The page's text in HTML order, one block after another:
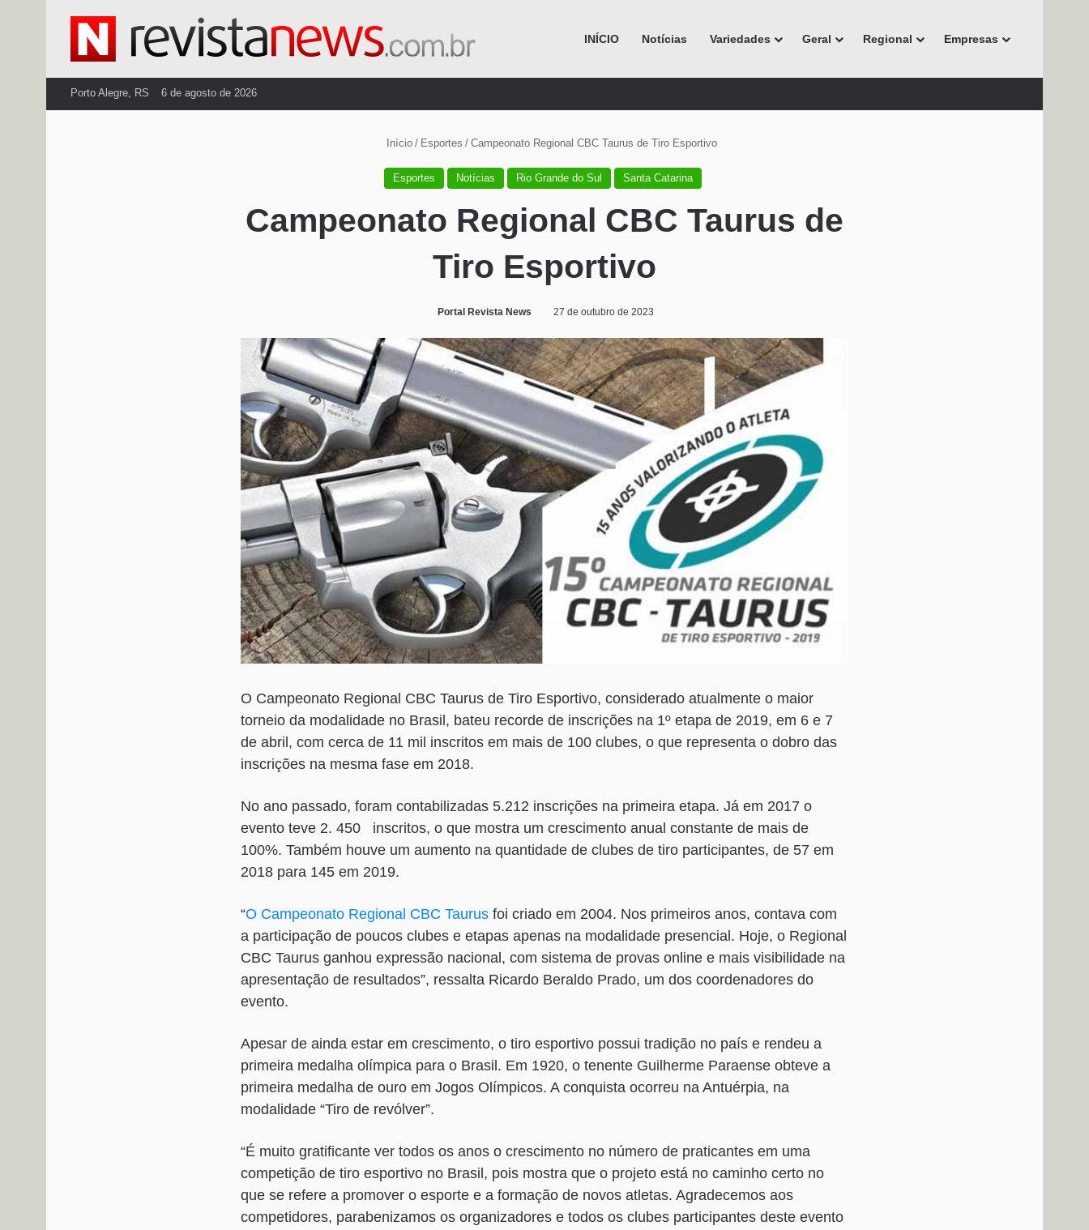
INÍCIO Notícias Variedades Geral Regional Empresas
Porto Alegre, RS 6 de agosto de 2026
Início / Esportes / Campeonato Regional CBC Taurus de Tiro Esportivo
Esportes Notícias Rio Grande do Sul Santa Catarina
Campeonato Regional CBC Taurus de
Tiro Esportivo
Portal Revista News 27 de outubro de 2023
O Campeonato Regional CBC Taurus de Tiro Esportivo, considerado atualmente o maior
torneio da modalidade no Brasil, bateu recorde de inscrições na 1º etapa de 2019, em 6 e 7
de abril, com cerca de 11 mil inscritos em mais de 100 clubes, o que representa o dobro das
inscrições na mesma fase em 2018.
No ano passado, foram contabilizadas 5.212 inscrições na primeira etapa. Já em 2017 o
evento teve 2. 450 inscritos, o que mostra um crescimento anual constante de mais de
100%. Também houve um aumento na quantidade de clubes de tiro participantes, de 57 em
2018 para 145 em 2019.
“O Campeonato Regional CBC Taurus foi criado em 2004. Nos primeiros anos, contava com
a participação de poucos clubes e etapas apenas na modalidade presencial. Hoje, o Regional
CBC Taurus ganhou expressão nacional, com sistema de provas online e mais visibilidade na
apresentação de resultados”, ressalta Ricardo Beraldo Prado, um dos coordenadores do
evento.
Apesar de ainda estar em crescimento, o tiro esportivo possui tradição no país e rendeu a
primeira medalha olímpica para o Brasil. Em 1920, o tenente Guilherme Paraense obteve a
primeira medalha de ouro em Jogos Olímpicos. A conquista ocorreu na Antuérpia, na
modalidade “Tiro de revólver”.
“É muito gratificante ver todos os anos o crescimento no número de praticantes em uma
competição de tiro esportivo no Brasil, pois mostra que o projeto está no caminho certo no
que se refere a promover o esporte e a formação de novos atletas. Agradecemos aos
competidores, parabenizamos os organizadores e todos os clubes participantes deste evento